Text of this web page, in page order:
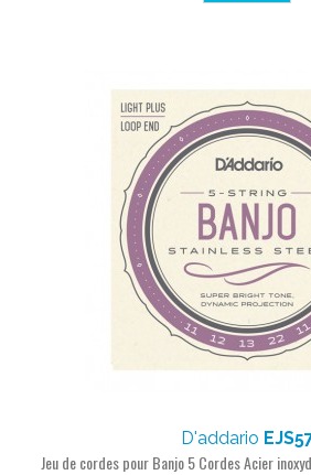
D'addario
Jeu de cordes pour Banjo 5 Cordes Acier